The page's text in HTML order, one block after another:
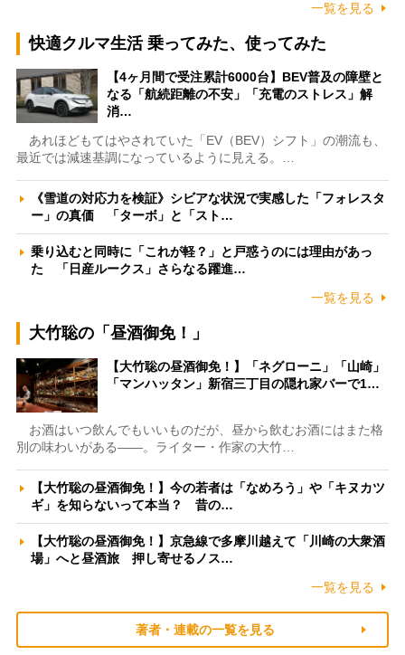
一覧を見る
快適クルマ生活 乗ってみた、使ってみた
【4ヶ月間で受注累計6000台】BEV普及の障壁と
なる「航続距離の不安」「充電のストレス」解
消…
あれほどもてはやされていた「EV（BEV）シフト」の潮流も、
最近では減速基調になっているように見える。…
《雪道の対応力を検証》シビアな状況で実感した「フォレスタ
ー」の真価 「ターボ」と「スト…
乗り込むと同時に「これが軽？」と戸惑うのには理由があっ
た 「日産ルークス」さらなる躍進…
一覧を見る
大竹聡の「昼酒御免！」
【大竹聡の昼酒御免！】「ネグローニ」「山崎」
「マンハッタン」新宿三丁目の隠れ家バーで1…
お酒はいつ飲んでもいいものだが、昼から飲むお酒にはまた格
別の味わいがある――。ライター・作家の大竹…
【大竹聡の昼酒御免！】今の若者は「なめろう」や「キヌカツ
ギ」を知らないって本当？ 昔の…
【大竹聡の昼酒御免！】京急線で多摩川越えて「川崎の大衆酒
場」へと昼酒旅 押し寄せるノス…
一覧を見る
著者・連載の一覧を見る